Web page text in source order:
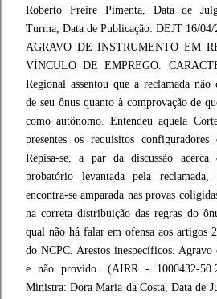
Roberto Freire Pimenta, Data de
Turma, Data de Publicação: DEJT 16/04/
AGRAVO DE INSTRUMENTO EM
VÍNCULO DE EMPREGO.
Regional assentou que a reclamada não
de seu ônus quanto à comprovação de
como autônomo. Entendeu aquela
presentes os requisitos configuradores
Repisa-se, a par da discussão
probatório levantada pela
encontra-se amparada nas provas
na correta distribuição das regras do
qual não há falar em ofensa aos artigos
do NCPC. Arestos inespecíficos. Agravo
e não provido. (AIRR - 1000432-
Ministra: Dora Maria da Costa, Data de